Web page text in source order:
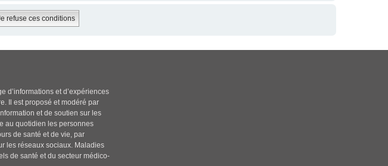
d’informations et d’expériences
Il est proposé et modéré par
et de soutien sur les
au quotidien les personnes
de santé et de vie, par
les réseaux sociaux. Maladies
de santé et du secteur médico-